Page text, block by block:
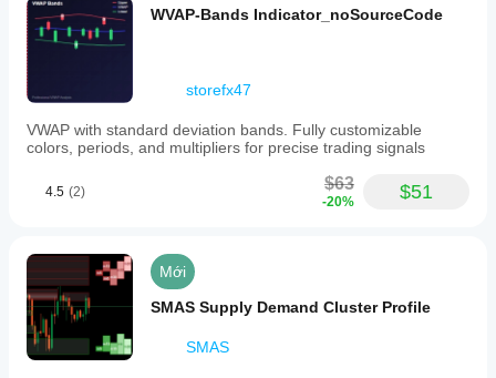
WVAP-Bands Indicator_noSourceCode
storefx47
VWAP with standard deviation bands. Fully customizable
colors, periods, and multipliers for precise trading signals
4.5 (2) $63
-20% $51
Mới
SMAS Supply Demand Cluster Profile
SMAS